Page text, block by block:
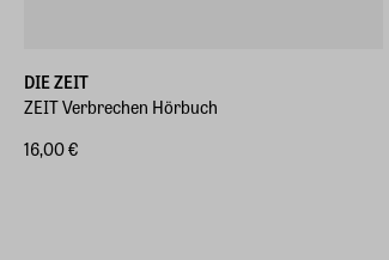
DIE ZEIT
ZEIT Verbrechen Hörbuch
16,00 €